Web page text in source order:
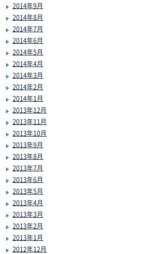
2014年9月
2014年8月
2014年7月
2014年6月
2014年5月
2014年4月
2014年3月
2014年2月
2014年1月
2013年12月
2013年11月
2013年10月
2013年9月
2013年8月
2013年7月
2013年6月
2013年5月
2013年4月
2013年3月
2013年2月
2013年1月
2012年12月